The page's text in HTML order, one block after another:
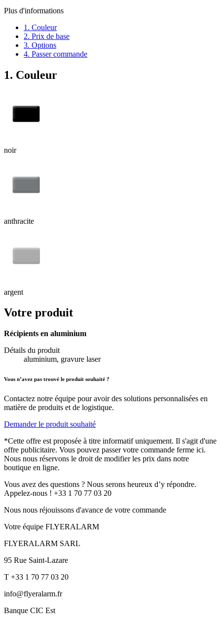
Plus d'informations
1. Couleur
2. Prix de base
3. Options
4. Passer commande
1. Couleur
noir
anthracite
argent
Votre produit
Récipients en aluminium
Détails du produit
aluminium, gravure laser
Vous n’avez pas trouvé le produit souhaité ?
Contactez notre équipe pour avoir des solutions personnalisées en
matière de produits et de logistique.
Demander le produit souhaité
*Cette offre est proposée à titre informatif uniquement. Il s'agit d'une
offre publicitaire. Vous pouvez passer votre commande ferme ici.
Nous nous réservons le droit de modifier les prix dans notre
boutique en ligne.
Vous avez des questions ? Nous serons heureux d’y répondre.
Appelez-nous ! +33 1 70 77 03 20
Nous nous réjouissons d'avance de votre commande
Votre équipe FLYERALARM
FLYERALARM SARL
95 Rue Saint-Lazare
T +33 1 70 77 03 20
info@flyeralarm.fr
Banque CIC Est